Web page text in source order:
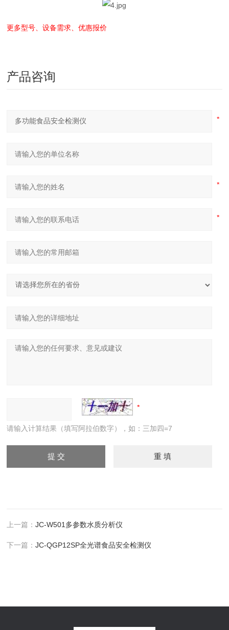
更多型号、设备需求、优惠报价
产品咨询
请输入计算结果（填写阿拉伯数字），如：三加四=7
上一篇：JC-W501多参数水质分析仪
下一篇：JC-QGP12SP全光谱食品安全检测仪